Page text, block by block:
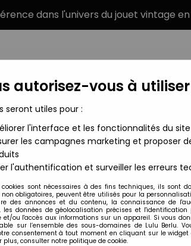
dans l'univers du jouet vintage
MARQUES TYPE DE PRODUIT
- Marx Toys - Panoplie Vêtement The
Marx Toys
THE
THE
autorisez-vous à utiliser
seront utiles pour :
l'interface et les fonctionnalités du site
les campagnes marketing et proposer
l'authentification et surveiller les erreurs
cookies sont nécessaires à des fins techniques, ils sont
non obligatoires, peuvent être utilisés pour la
des annonces et du contenu, la connaissance de
les données de géolocalisation précises et
et/ou l'accès aux informations sur un appareil. Si vous
sur l’ensemble des sous-domaines de Lulu Berlu.
consentement à tout moment en cliquant sur le
plus, consulter notre politique de cookie.